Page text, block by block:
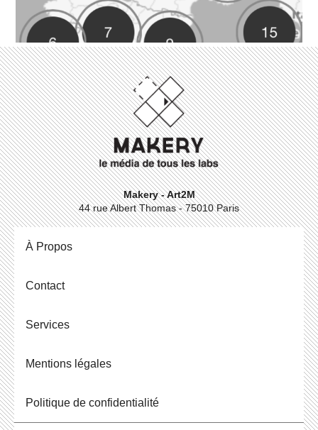
Makery - Art2M
44 rue Albert Thomas - 75010 Paris
À Propos
Contact
Ser­vices
Men­tions légales
Po­li­tique de confidentialité